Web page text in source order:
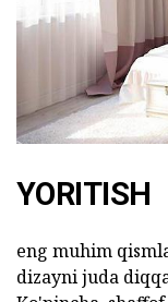
YORITISH
eng muhim
dizayni juda